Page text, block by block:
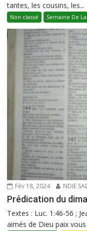
tantes, les cousins, les...
Non classé Semaine De
Fév 18, 2024 NDIE
Prédication du
Textes : Luc. 1:46-56 ;
aimés de Dieu paix vous